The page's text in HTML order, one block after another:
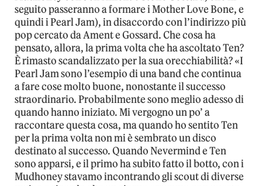
seguito passeranno a formare i Mother Love Bone, e
quindi i Pearl Jam), in disaccordo con l’indirizzo più
pop cercato da Ament e Gossard. Che cosa ha
pensato, allora, la prima volta che ha ascoltato Ten?
È rimasto scandalizzato per la sua orecchiabilità? «I
Pearl Jam sono l’esempio di una band che continua
a fare cose molto buone, nonostante il successo
straordinario. Probabilmente sono meglio adesso di
quando hanno iniziato. Mi vergogno un po’ a
raccontare questa cosa, ma quando ho sentito Ten
per la prima volta non mi è sembrato un disco
destinato al successo. Quando Nevermind e Ten
sono apparsi, e il primo ha subito fatto il botto, con i
Mudhoney stavamo incontrando gli scout di diverse